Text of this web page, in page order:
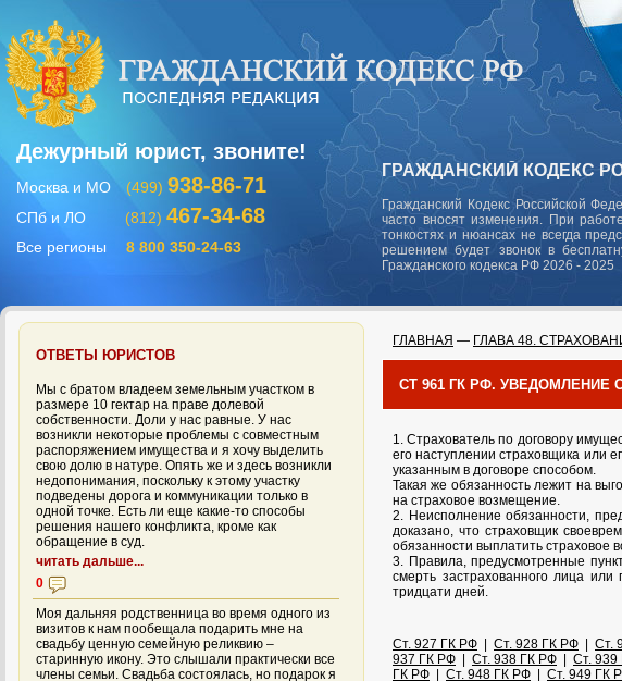
Дежурный юрист, звоните!
Москва и МО (499) 938-86-71
СПб и ЛО (812) 467-34-68
Все регионы 8 800 350-24-63
ГРАЖДАНСКИЙ КОДЕКС
Гражданский Кодекс Российской
часто вносят изменения. При
тонкостях и нюансах не всегда
решением будет звонок в
Гражданского кодекса РФ 2026 - 2025
ГЛАВНАЯ — ГЛАВА 48.
СТ 961 ГК РФ. УВЕДОМЛЕНИЕ
1. Страхователь по договору
его наступлении страховщика или
указанным в договоре способом.
Такая же обязанность лежит на
на страховое возмещение.
2. Неисполнение обязанности,
доказано, что страховщик
обязанности выплатить страховое
3. Правила, предусмотренные
смерть застрахованного лица
тридцати дней.
Ст. 927 ГК РФ Ст. 928 ГК РФ Ст.
937 ГК РФ
Ст. 938 ГК РФ Ст.
ГК РФ
Ст. 948 ГК РФ Ст. 949 ГК
ОТВЕТЫ ЮРИСТОВ
Мы с братом владеем земельным участком в
размере 10 гектар на праве долевой
собственности. Доли у нас равные. У нас
возникли некоторые проблемы с совместным
распоряжением имущества и я хочу выделить
свою долю в натуре. Опять же и здесь возникли
недопонимания, поскольку к этому участку
подведены дорога и коммуникации только в
одной точке. Есть ли еще какие-то способы
решения нашего конфликта, кроме как
обращение в суд.
читать дальше...
0
Моя дальняя родственница во время одного из
визитов к нам пообещала подарить мне на
свадьбу ценную семейную реликвию –
старинную икону. Это слышали практически все
члены семьи. Свадьба состоялась, но подарок я